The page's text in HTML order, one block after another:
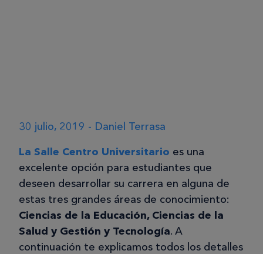
30 julio, 2019 - Daniel Terrasa
La Salle Centro Universitario es una
excelente opción para estudiantes que
deseen desarrollar su carrera en alguna de
estas tres grandes áreas de conocimiento:
Ciencias de la Educación, Ciencias de la
Salud y Gestión y Tecnología. A
continuación te explicamos todos los detalles